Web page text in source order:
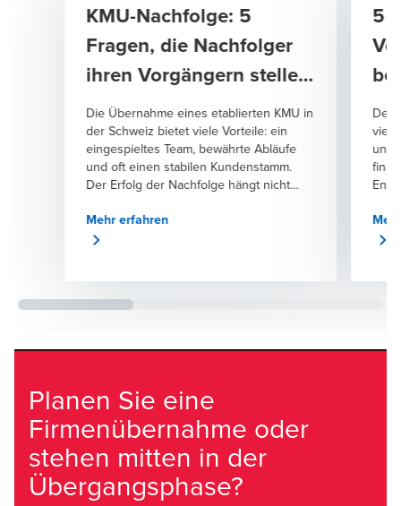
KMU-Nachfolge: 5
Fragen, die Nachfolger
ihren Vorgängern stellen
sollten
Die Übernahme eines etablierten KMU in
der Schweiz bietet viele Vorteile: ein
eingespieltes Team, bewährte Abläufe
und oft einen stabilen Kundenstamm.
Der Erfolg der Nachfolge hängt nicht
Nachfolgerinnen und Nachfolger die
Perspektive der bisherigen Inhaberin
steuerlichen Fragen sollten
kulturelle Dimension einer
Schlüsselfaktor. Die folgenden fünf
Fragen sind besonders wertvoll.
Idealerweise werden sie bereits früh im
Nachfolgeprozess gestellt, noch bevor
detaillierte Verträge ausgearbeitet
werden.
Mehr erfahren
5
Der
und
Planen Sie eine
Firmenübernahme oder
stehen mitten in der
Übergangsphase?